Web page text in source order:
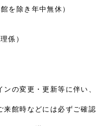
を除き年中無休）
係）
の変更・更新等に伴い、
来館時などには必ずご確認